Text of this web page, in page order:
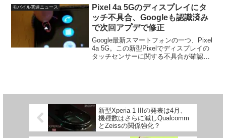
認されました。iPhone ...
モバイル関連ニュース
Pixel 4a 5Gのディスプレイにタ
ッチ不具合、Googleも認識済み
で次回アプデで修正
Google最新スマートフォンの一つ、Pixel
4a 5G。この新型Pixelでディスプレイの
タッチセンサーに関する不具合が確認さ
新型Xperia 1 IIIの発表は4月、
機種数はさらに減しQualcomm
とZeissの関係強化？